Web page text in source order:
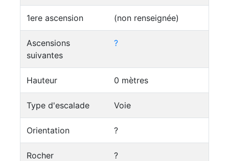
1ere ascension (non renseignée)
Ascensions
suivantes
?
Hauteur 0 mètres
Type d'escalade Voie
Orientation ?
Rocher ?